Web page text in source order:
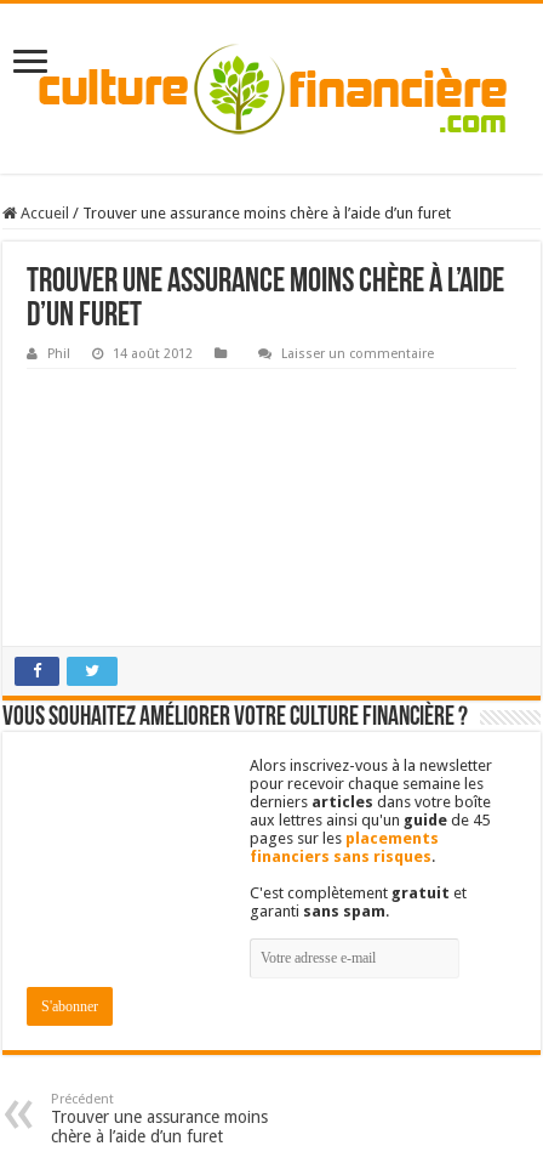
Accueil / Trouver une assurance moins chère à l’aide d’un furet
Trouver une assurance moins chère à l’aide
d’un furet
Phil 14 août 2012 Laisser un commentaire
Vous souhaitez améliorer votre culture financière ?
Alors inscrivez-vous à la newsletter
pour recevoir chaque semaine les
derniers articles dans votre boîte
aux lettres ainsi qu'un guide de 45
pages sur les placements
financiers sans risques.
C'est complètement gratuit et
garanti sans spam.
Précédent
Trouver une assurance moins
chère à l’aide d’un furet